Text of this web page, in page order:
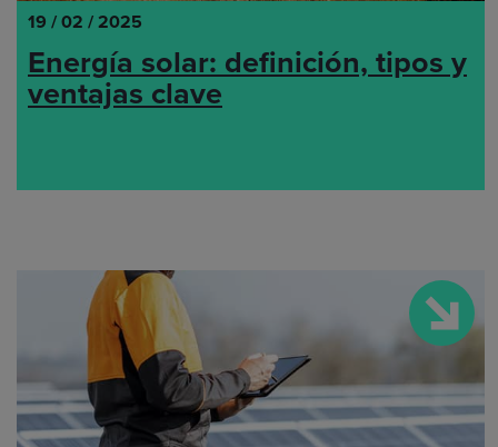
19 / 02 / 2025
Energía solar: definición, tipos y
ventajas clave